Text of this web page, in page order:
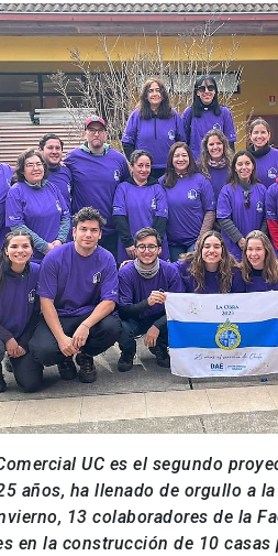
ial UC es el segundo
años, ha llenado de orgullo a
, 13 colaboradores de la
s en la construcción de 10 casas